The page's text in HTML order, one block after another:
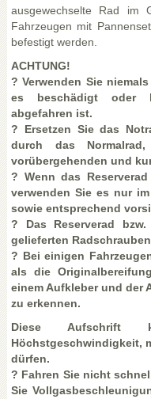
ausgewechselte Rad im
Fahrzeugen mit
befestigt werden.
ACHTUNG!
? Verwenden Sie
es beschädigt oder
abgefahren ist.
? Ersetzen Sie das
durch das
vorübergehenden und
? Wenn das
verwenden Sie es nur
sowie entsprechend
? Das Reserverad
gelieferten
? Bei einigen
als die
einem Aufkleber und der
zu erkennen.
Diese Aufschrift
Höchstgeschwindigkeit,
dürfen.
? Fahren Sie nicht
Sie